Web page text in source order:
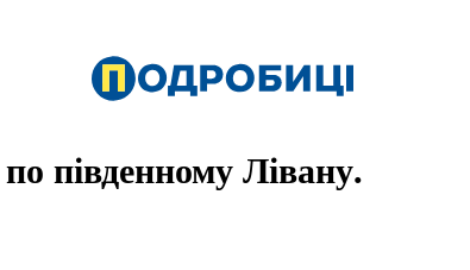
південному Лівану.